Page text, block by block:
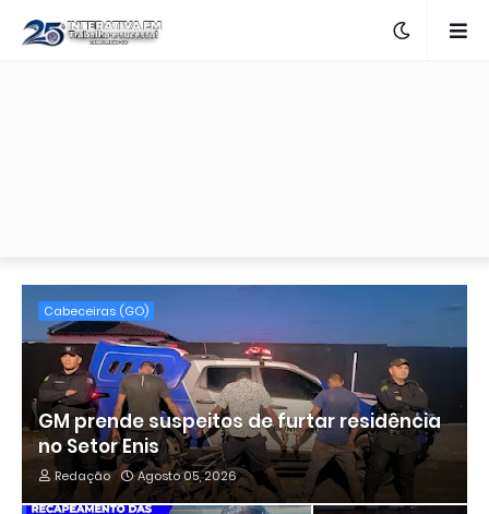
Cabeceiras (GO)
GM prende suspeitos de furtar residência
no Setor Enis
Redação Agosto 05, 2026